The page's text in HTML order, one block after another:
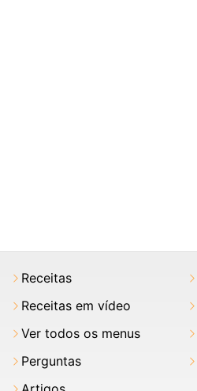
Receitas
Receitas em vídeo
Ver todos os menus
Perguntas